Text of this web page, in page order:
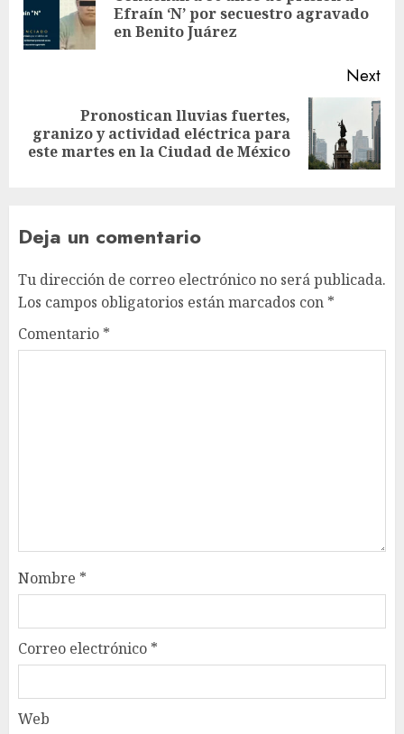
Efraín ‘N’ por secuestro agravado
en Benito Juárez
Next
Pronostican lluvias fuertes,
granizo y actividad eléctrica para
este martes en la Ciudad de México
Deja un comentario
Tu dirección de correo electrónico no será publicada.
Los campos obligatorios están marcados con *
Comentario *
Nombre *
Correo electrónico *
Web